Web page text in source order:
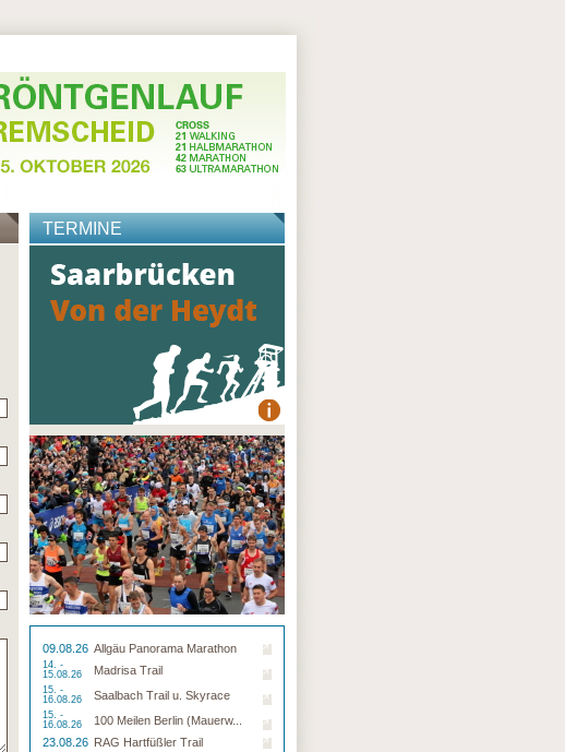
TERMINE
09.08.26 Allgäu Panorama Marathon
14. -
15.08.26
Madrisa Trail
15. -
16.08.26
Saalbach Trail u. Skyrace
15. -
16.08.26
100 Meilen Berlin (Mauerw...
23.08.26 RAG Hartfüßler Trail